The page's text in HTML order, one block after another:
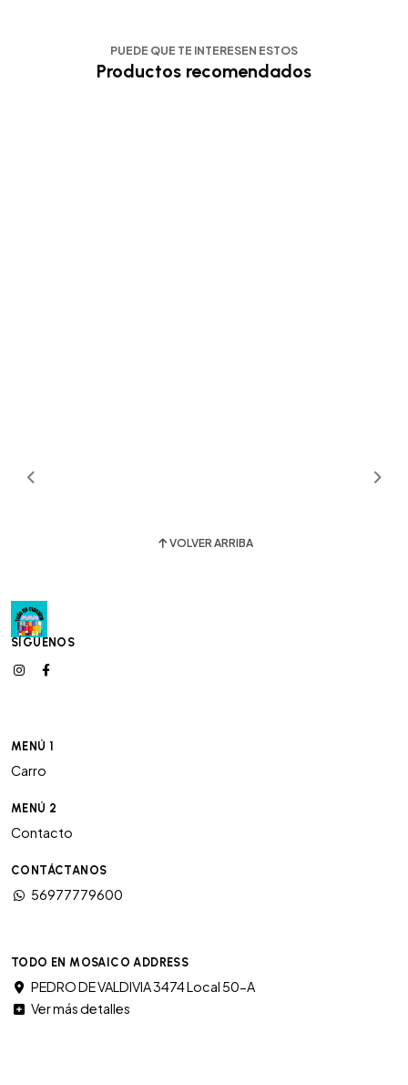
PUEDE QUE TE INTERESEN ESTOS
Productos recomendados
VOLVER ARRIBA
SÍGUENOS
MENÚ 1
Carro
MENÚ 2
Contacto
CONTÁCTANOS
56977779600
TODO EN MOSAICO ADDRESS
PEDRO DE VALDIVIA 3474 Local 50-A
Ver más detalles